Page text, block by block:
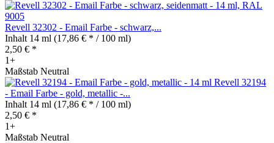
Revell 32302 - Email Farbe - schwarz,...
Inhalt 14 ml (17,86 € * / 100 ml)
2,50 € *
1+
Maßstab Neutral
Revell 32194
- Email Farbe - gold, metallic -...
Inhalt 14 ml (17,86 € * / 100 ml)
2,50 € *
1+
Maßstab Neutral